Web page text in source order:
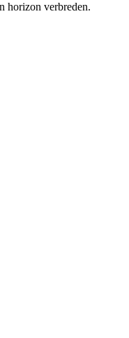
horizon verbreden.